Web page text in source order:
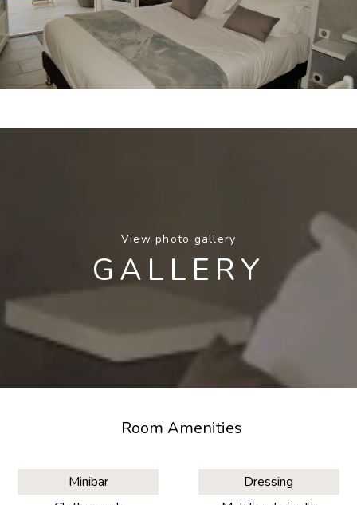
View photo gallery
GALLERY
Room Amenities
Minibar
Dressing